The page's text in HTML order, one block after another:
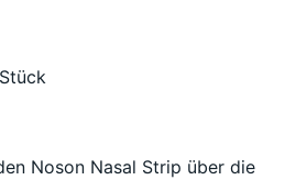
Noson Nasal Strip über die